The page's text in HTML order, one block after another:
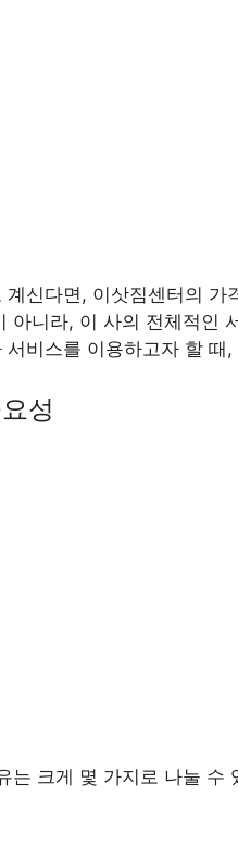
계신다면, 이삿짐센터의
아니라, 이 사의 전체적인
비스를 이용하고자 할 때
성
는 크게 몇 가지로 나눌 수